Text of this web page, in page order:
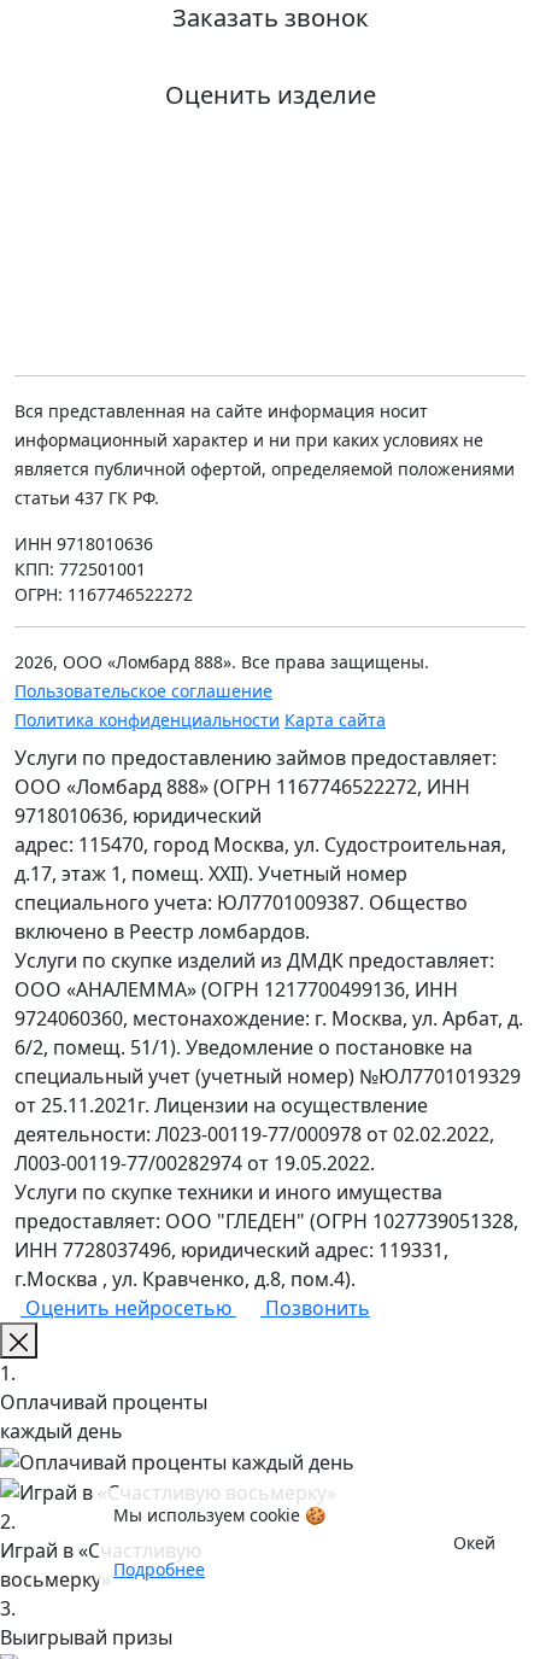
Заказать звонок
Оценить изделие
Вся представленная на сайте информация носит
информационный характер и ни при каких условиях не
является публичной офертой, определяемой положениями
статьи 437 ГК РФ.
ИНН 9718010636
КПП: 772501001
ОГРН: 1167746522272
2026, ООО «Ломбард 888». Все права защищены.
Пользовательское соглашение
Политика конфиденциальности Карта сайта
Услуги по предоставлению займов предоставляет:
ООО «Ломбард 888» (ОГРН 1167746522272, ИНН
9718010636, юридический
адрес: 115470, город Москва, ул. Судостроительная,
д.17, этаж 1, помещ. XXII). Учетный номер
специального учета: ЮЛ7701009387. Общество
включено в Реестр ломбардов.
Услуги по скупке изделий из ДМДК предоставляет:
ООО «АНАЛЕММА» (ОГРН 1217700499136, ИНН
9724060360, местонахождение: г. Москва, ул. Арбат, д.
6/2, помещ. 51/1). Уведомление о постановке на
специальный учет (учетный номер) №ЮЛ7701019329
от 25.11.2021г. Лицензии на осуществление
деятельности: Л023-00119-77/000978 от 02.02.2022,
Л003-00119-77/00282974 от 19.05.2022.
Услуги по скупке техники и иного имущества
предоставляет: ООО "ГЛЕДЕН" (ОГРН 1027739051328,
ИНН 7728037496, юридический адрес: 119331,
г.Москва , ул. Кравченко, д.8, пом.4).
Оценить нейросетью
Позвонить
Мы используем cookie 🍪
Подробнее
Окей
1.
Оплачивай проценты
каждый день
2.
Играй в «Счастливую
восьмерку»
3.
Выигрывай призы